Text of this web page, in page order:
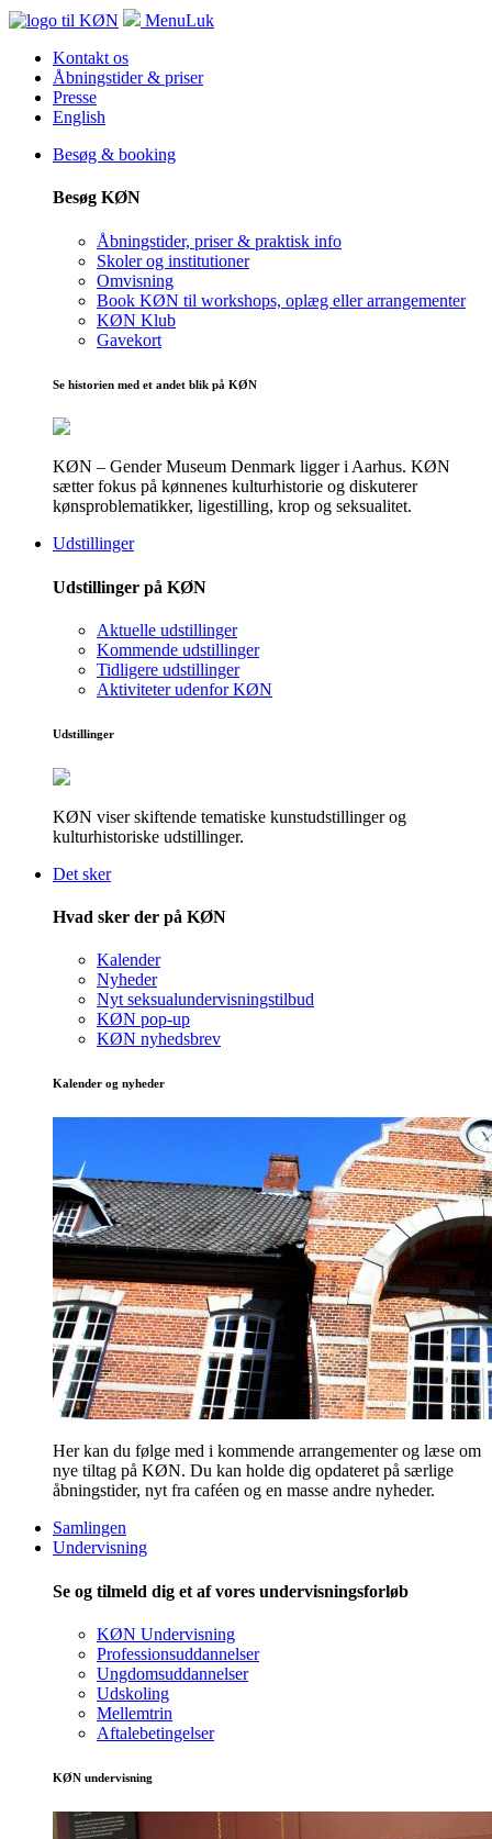
MenuLuk
Kontakt os
Åbningstider & priser
Presse
English
Besøg & booking
Besøg KØN
Åbningstider, priser & praktisk info
Skoler og institutioner
Omvisning
Book KØN til workshops, oplæg eller arrangementer
KØN Klub
Gavekort
Se historien med et andet blik på KØN
KØN – Gender Museum Denmark ligger i Aarhus. KØN
sætter fokus på kønnenes kulturhistorie og diskuterer
kønsproblematikker, ligestilling, krop og seksualitet.
Udstillinger
Udstillinger på KØN
Aktuelle udstillinger
Kommende udstillinger
Tidligere udstillinger
Aktiviteter udenfor KØN
Udstillinger
KØN viser skiftende tematiske kunstudstillinger og
kulturhistoriske udstillinger.
Det sker
Hvad sker der på KØN
Kalender
Nyheder
Nyt seksualundervisningstilbud
KØN pop-up
KØN nyhedsbrev
Kalender og nyheder
Her kan du følge med i kommende arrangementer og læse om
nye tiltag på KØN. Du kan holde dig opdateret på særlige
åbningstider, nyt fra caféen og en masse andre nyheder.
Samlingen
Undervisning
Se og tilmeld dig et af vores undervisningsforløb
KØN Undervisning
Professionsuddannelser
Ungdomsuddannelser
Udskoling
Mellemtrin
Aftalebetingelser
KØN undervisning